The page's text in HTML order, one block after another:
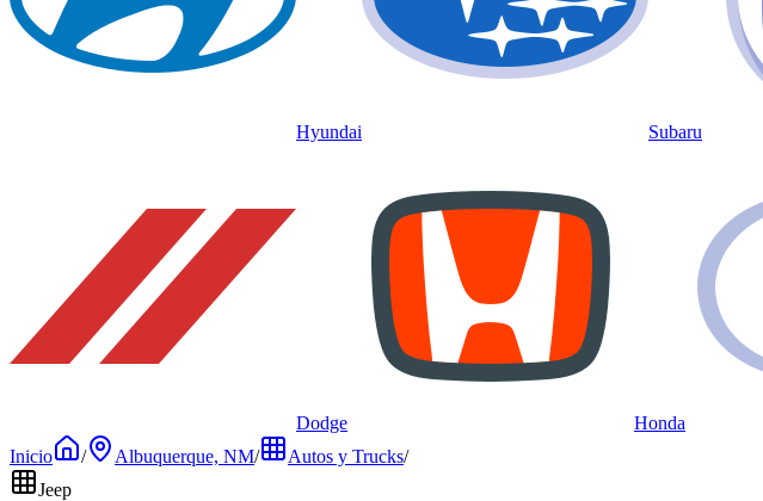
Hyundai Subaru
Dodge Honda
Inicio
/ Albuquerque, NM/ Autos y Trucks/
Jeep